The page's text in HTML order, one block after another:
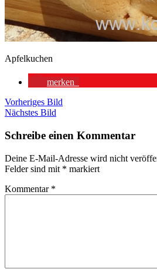
Apfelkuchen
merken
Vorheriges Bild
Nächstes Bild
Schreibe einen Kommentar
Deine E-Mail-Adresse wird nicht
Felder sind mit * markiert
Kommentar *